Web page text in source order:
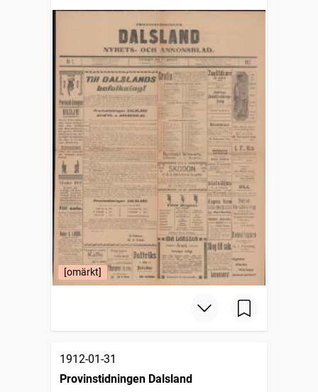
[omärkt]
1912-01-31
Provinstidningen Dalsland